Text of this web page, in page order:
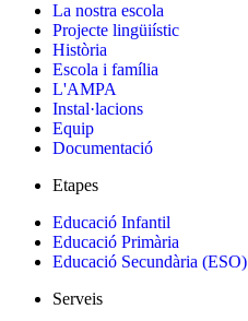
La nostra escola
Projecte lingüiístic
Història
Escola i família
L'AMPA
Instal·lacions
Equip
Documentació
Etapes
Educació Infantil
Educació Primària
Educació Secundària (ESO)
Serveis